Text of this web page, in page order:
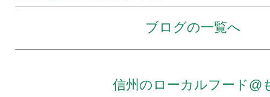
ブログの一覧へ
信州のローカルフード@